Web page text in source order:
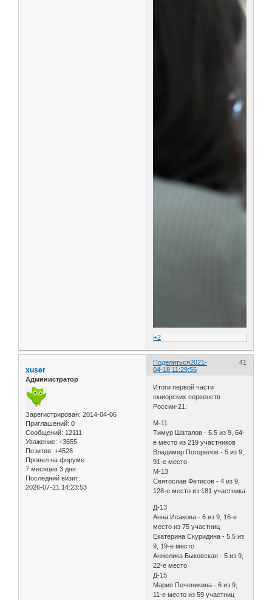
+2
Поделиться 41
2021-
04-18 11:29:55
xuser
Администратор
Зарегистрирован: 2014-04-06
Приглашений: 0
Сообщений: 12111
Уважение: +3655
Позитив: +4528
Провел на форуме:
7 месяцев 3 дня
Последний визит:
2026-07-21 14:23:53
Итоги первой части
юниорских первенств
России-21:
М-11
Тимур Шаталов - 5.5 из 9, 64-
е место из 219 участников
Владимир Погорелов - 5 из 9,
91-е место
М-13
Святослав Фетисов - 4 из 9,
128-е место из 181 участника
Д-13
Анна Исакова - 6 из 9, 16-е
место из 75 участниц
Екатерина Скуридина - 5.5 из
9, 19-е место
Анжелика Быковская - 5 из 9,
22-е место
Д-15
Мария Печеникина - 6 из 9,
11-е место из 59 участниц